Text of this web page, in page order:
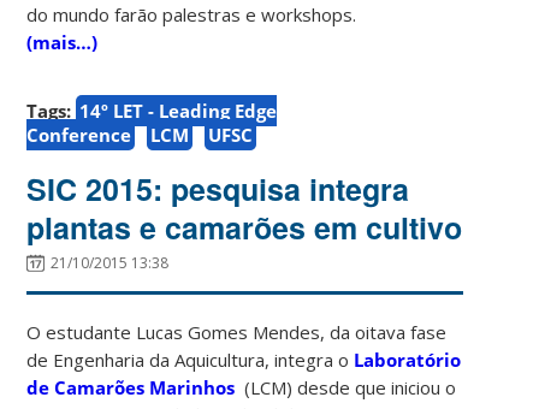
do mundo farão palestras e workshops.
(mais…)
Tags: 14º LET - Leading Edge
Conference
LCM UFSC
SIC 2015: pesquisa integra
plantas e camarões em cultivo
21/10/2015 13:38
O estudante Lucas Gomes Mendes, da oitava fase
de Engenharia da Aquicultura, integra o Laboratório
de Camarões Marinhos (LCM) desde que iniciou o